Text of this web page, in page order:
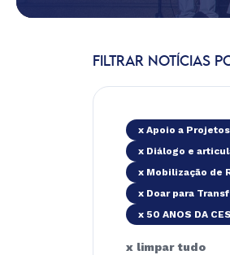
FILTRAR NOTÍCIAS
x Apoio a Projetos
x Diálogo e
x Mobilização de
x Doar para
x 50 ANOS DA
x limpar tudo